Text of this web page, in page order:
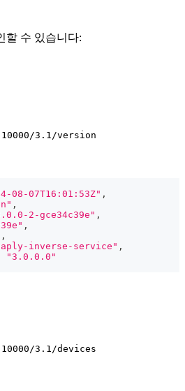
할 수 있습니다:
3.1/version
08-07T16:01:53Z" ,
,
2-gce34c39e" ,
,
,
inverse-service" ,
"3.0.0.0"
3.1/devices